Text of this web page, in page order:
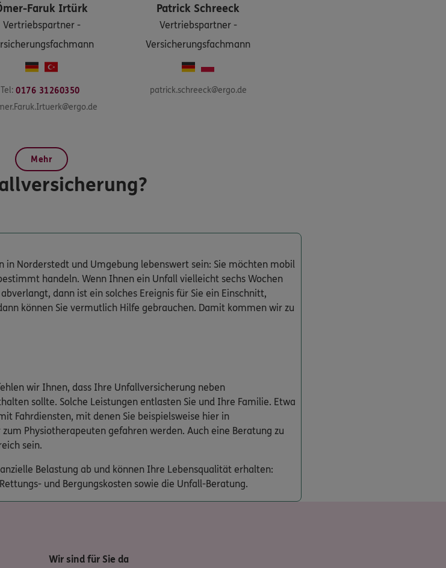
Faruk Irtürk
Vertriebspartner -
Tel: 0176 31260350
Patrick Schreeck
Vertriebspartner -
Versicherungsfachmann
patrick.schreeck@ergo.de
Mehr
in Norderstedt und Umgebung lebenswert sein: Sie möchten mobil
handeln. Wenn Ihnen ein Unfall vielleicht sechs Wochen
dann ist ein solches Ereignis für Sie ein Einschnitt,
können Sie vermutlich Hilfe gebrauchen. Damit kommen wir zu
wir Ihnen, dass Ihre Unfallversicherung neben
sollte. Solche Leistungen entlasten Sie und Ihre Familie. Etwa
Fahrdiensten, mit denen Sie beispielsweise hier in
Physiotherapeuten gefahren werden. Auch eine Beratung zu
sein.
Belastung ab und können Ihre Lebensqualität erhalten:
und Bergungskosten sowie die Unfall-Beratung.
Wir sind für Sie da